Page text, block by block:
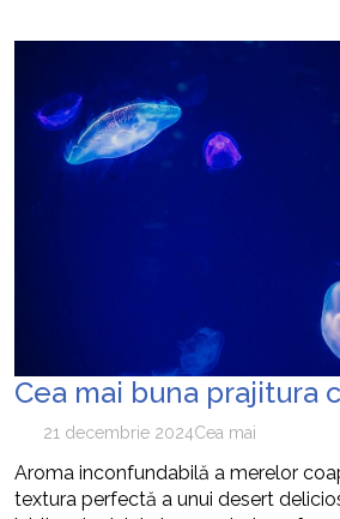
Cea mai buna prajitura
21 decembrie 2024Cea mai
Aroma inconfundabilă a merelor
textura perfectă a unui desert